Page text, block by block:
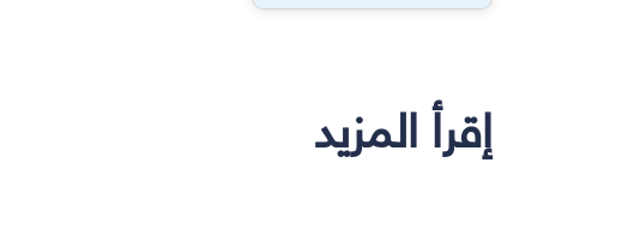
إقرأ المزيد